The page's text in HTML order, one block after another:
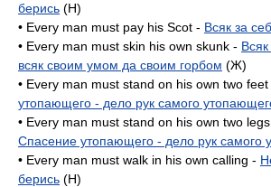
берись (H)
• Every man must pay his Scot - Всяк за
• Every man must skin his own skunk -
всяк своим умом да своим горбом (Ж)
• Every man must stand on his own two feet
утопающего - дело рук самого
• Every man must stand on his own two
Спасение утопающего - дело рук самого
• Every man must walk in his own calling -
берись (H)